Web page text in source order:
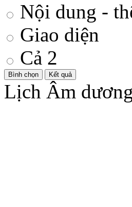
Nội dung -
Giao diện
Cả 2
Lịch Âm dương